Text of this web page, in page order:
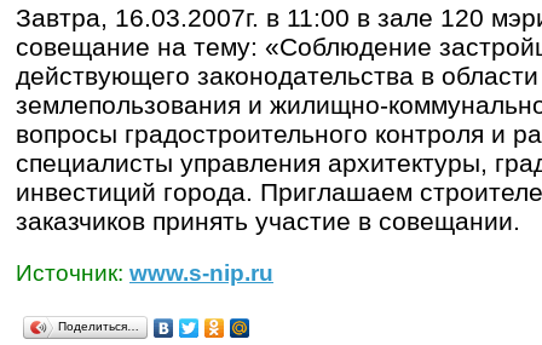
Завтра, 16.03.2007г. в 11:00 в зале 120
совещание на тему: «Соблюдение
действующего законодательства в
землепользования и жилищно-
вопросы градостроительного контроля и
специалисты управления архитектуры,
инвестиций города. Приглашаем
заказчиков принять участие в совещании.
Источник: www.s-nip.ru
Поделиться…